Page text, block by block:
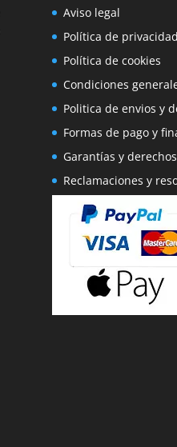
Aviso legal
Política de privacidad
Política de cookies
Condiciones
Politica de envios y
Formas de pago y
Garantías y
Reclamaciones y